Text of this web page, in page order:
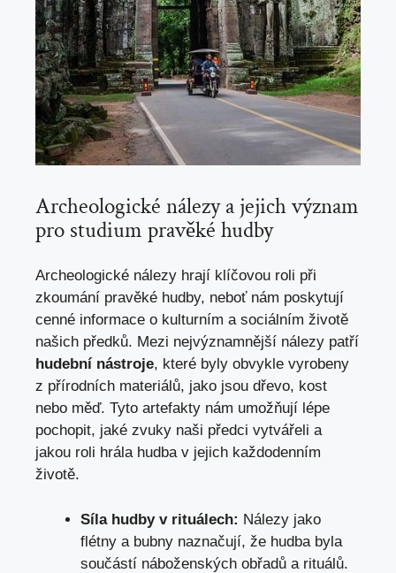
Archeologické nálezy ​a jejich význam
pro studium ‍pravěké hudby
Archeologické nálezy hrají klíčovou roli při
zkoumání pravěké hudby,⁣ neboť‌ nám poskytují
cenné informace o kulturním a⁢ sociálním životě
našich​ předků. Mezi nejvýznamnější nálezy patří
hudební nástroje, které byly obvykle vyrobeny
z přírodních materiálů, ⁣jako‍ jsou dřevo, kost
nebo měď. Tyto artefakty nám umožňují ⁢lépe
pochopit, jaké zvuky naši předci vytvářeli a
jakou roli hrála hudba v ​jejich každodenním
⁢životě.
Síla ⁤hudby v rituálech: Nálezy jako
flétny a bubny naznačují, že hudba byla
součástí náboženských obřadů a rituálů.